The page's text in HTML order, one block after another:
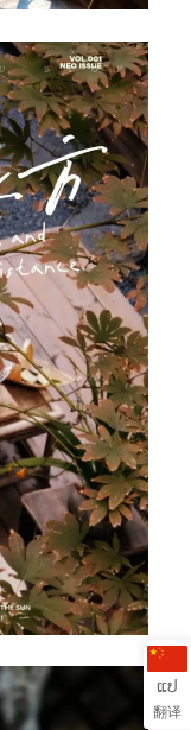
ແປ
翻译